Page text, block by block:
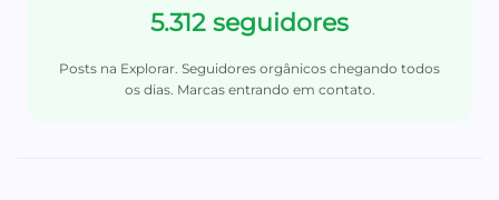
5.312 seguidores
Posts na Explorar. Seguidores orgânicos chegando todos
os dias. Marcas entrando em contato.